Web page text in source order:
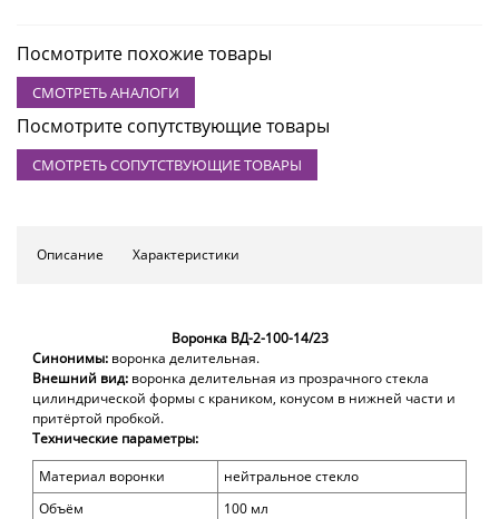
Посмотрите похожие товары
СМОТРЕТЬ АНАЛОГИ
Посмотрите сопутствующие товары
СМОТРЕТЬ СОПУТСТВУЮЩИЕ ТОВАРЫ
Описание Характеристики
Воронка ВД-2-100-14/23
Синонимы: воронка делительная.
Внешний вид: воронка делительная из прозрачного стекла
цилиндрической формы с краником, конусом в нижней части и
притёртой пробкой.
Технические параметры:
Материал воронки
нейтральное стекло
Объём
100 мл